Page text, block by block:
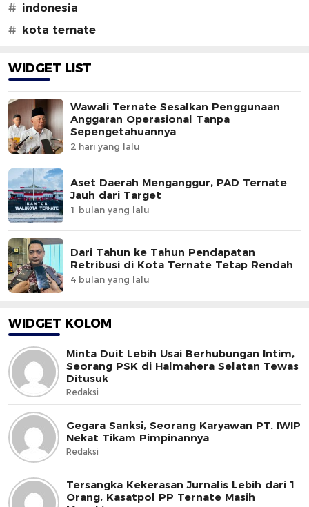
# indonesia
# kota ternate
WIDGET LIST
Wawali Ternate Sesalkan Penggunaan
Anggaran Operasional Tanpa
Sepengetahuannya
2 hari yang lalu
Aset Daerah Menganggur, PAD Ternate
Jauh dari Target
1 bulan yang lalu
Dari Tahun ke Tahun Pendapatan
Retribusi di Kota Ternate Tetap Rendah
4 bulan yang lalu
WIDGET KOLOM
Minta Duit Lebih Usai Berhubungan Intim,
Seorang PSK di Halmahera Selatan Tewas
Ditusuk
Redaksi
Gegara Sanksi, Seorang Karyawan PT. IWIP
Nekat Tikam Pimpinannya
Redaksi
Tersangka Kekerasan Jurnalis Lebih dari 1
Orang, Kasatpol PP Ternate Masih